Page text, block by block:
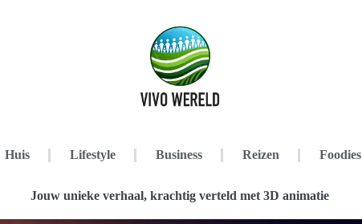
Huis Lifestyle Business Reizen Foodies
Jouw unieke verhaal, krachtig verteld met 3D animatie